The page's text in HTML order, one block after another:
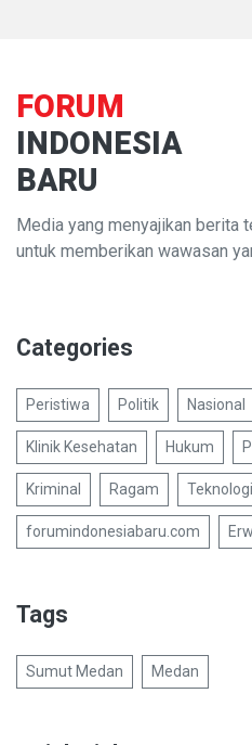
FORUM
INDONESIA
BARU
Media yang menyajikan berita
untuk memberikan wawasan
Categories
Peristiwa Politik Nasional
Klinik Kesehatan Hukum
Kriminal Ragam Teknologi
forumindonesiabaru.com
Tags
Sumut Medan Medan